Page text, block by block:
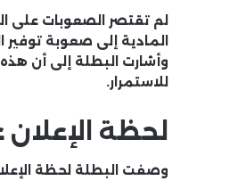
لم تقتصر الصعوبات على
المادية إلى صعوبة
وأشارت البطلة إلى أن
للاستمرار.
لحظة
وصفت البطلة لحظة